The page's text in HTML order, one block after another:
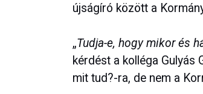
újságíró között a
„Tudja-e, hogy mikor és
kérdést a kolléga Gulyás
mit tud?-ra, de nem a